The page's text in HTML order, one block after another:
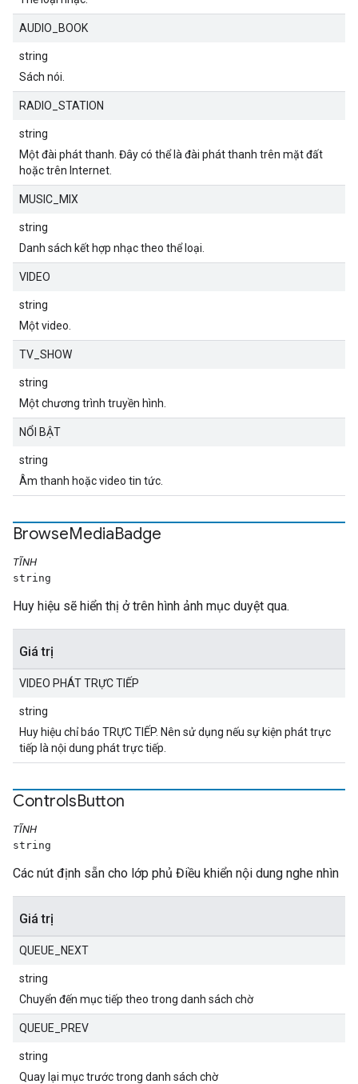
AUDIO_BOOK
string
Sách nói.
RADIO_STATION
string
Một đài phát thanh. Đây có thể là đài phát thanh trên mặt đất
hoặc trên Internet.
MUSIC_MIX
string
Danh sách kết hợp nhạc theo thể loại.
VIDEO
string
Một video.
TV_SHOW
string
Một chương trình truyền hình.
NỔI BẬT
string
Âm thanh hoặc video tin tức.
BrowseMediaBadge
TĨNH
string
Huy hiệu sẽ hiển thị ở trên hình ảnh mục duyệt qua.
Giá trị
VIDEO PHÁT TRỰC TIẾP
string
Huy hiệu chỉ báo TRỰC TIẾP. Nên sử dụng nếu sự kiện phát trực
tiếp là nội dung phát trực tiếp.
ControlsButton
TĨNH
string
Các nút định sẵn cho lớp phủ Điều khiển nội dung nghe nhìn
Giá trị
QUEUE_NEXT
string
Chuyển đến mục tiếp theo trong danh sách chờ
QUEUE_PREV
string
Quay lại mục trước trong danh sách chờ